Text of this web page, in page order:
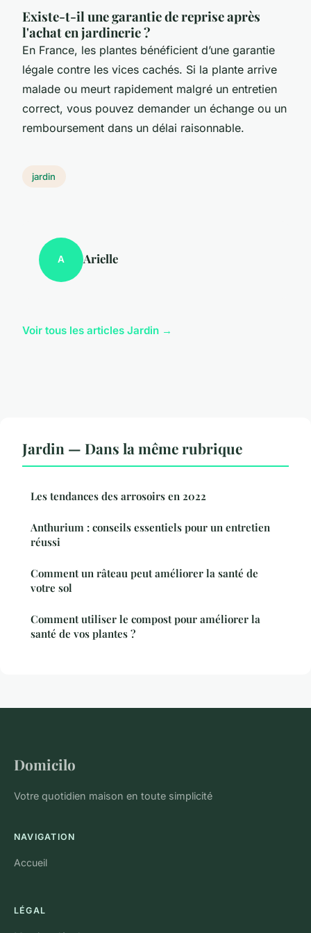
Existe-t-il une garantie de reprise après
l'achat en jardinerie ?
En France, les plantes bénéficient d’une garantie
légale contre les vices cachés. Si la plante arrive
malade ou meurt rapidement malgré un entretien
correct, vous pouvez demander un échange ou un
remboursement dans un délai raisonnable.
jardin
A Arielle
Voir tous les articles Jardin →
Jardin — Dans la même rubrique
Les tendances des arrosoirs en 2022
Anthurium : conseils essentiels pour un entretien
réussi
Comment un râteau peut améliorer la santé de
votre sol
Comment utiliser le compost pour améliorer la
santé de vos plantes ?
Domicilo
Votre quotidien maison en toute simplicité
NAVIGATION
Accueil
LÉGAL